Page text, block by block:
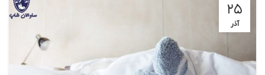
۲۵
آذر